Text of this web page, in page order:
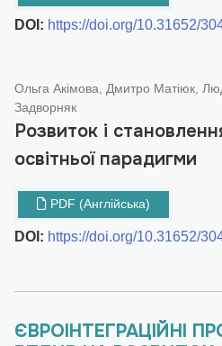
DOI: https://doi.org/10.31652/
Ольга Акімова, Дмитро Матіюк,
Задворняк
Розвиток і
освітньої парадигми
PDF (Англійська)
DOI: https://doi.org/10.31652/
ЄВРОІНТЕГРАЦІЙНІ